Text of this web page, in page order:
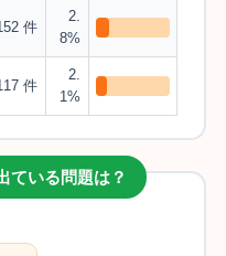
件
2.
8%
件
2.
1%
ている問題は？